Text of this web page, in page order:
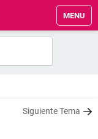
MENU
Siguiente Tema